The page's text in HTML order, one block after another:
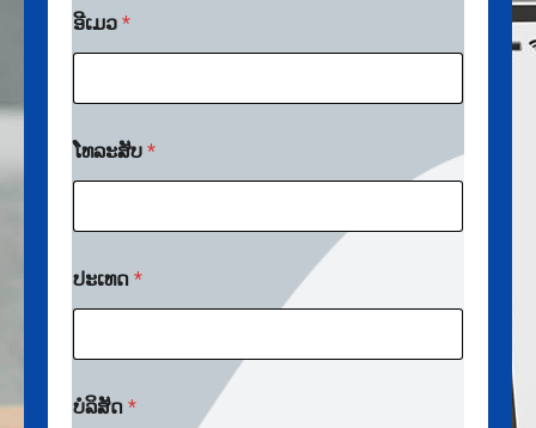
ອີເມວ *
ເ
ມ
ອີ
ມ
ວ
ປ
ເ
ດ
ໂທລະສັບ *
ປະເທດ *
ບໍລິສັດ *